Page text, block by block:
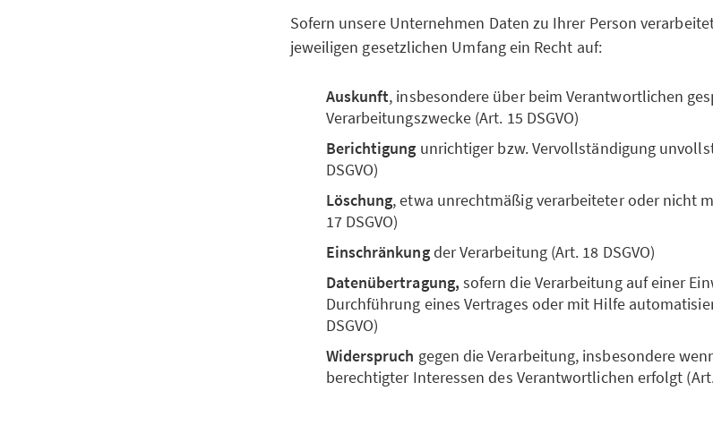
Sofern unsere Unternehmen Daten zu Ihrer Person
jeweiligen gesetzlichen Umfang ein Recht auf:
Auskunft, insbesondere über beim Verantwortlichen
Verarbeitungszwecke (Art. 15 DSGVO)
Berichtigung unrichtiger bzw. Vervollständigung
DSGVO)
Löschung, etwa unrechtmäßig verarbeiteter oder nicht
17 DSGVO)
Einschränkungder Verarbeitung (Art. 18 DSGVO)
Datenübertragung, sofern die Verarbeitung auf einer
Durchführung eines Vertrages oder mit Hilfe
DSGVO)
Widerspruch gegen die Verarbeitung, insbesondere
berechtigter Interessen des Verantwortlichen erfolgt (Art.